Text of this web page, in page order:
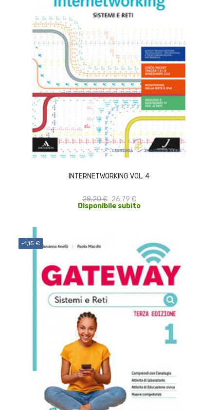
INTERNETWORKING VOL. 4
28,20 € 26,79 €
Disponibile subito
ACQUISTA
-1,15 €